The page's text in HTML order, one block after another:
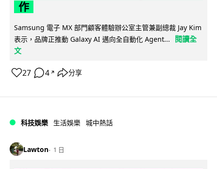
作
Samsung 電子 MX 部門顧客體驗辦公室主管兼副總裁 Jay Kim
表示，品牌正推動 Galaxy AI 邁向全自動化 Agent...
閱讀全
文
27 4 ↗ 分享
科技娛樂 生活娛樂 城中熱話
Lawton 1 日